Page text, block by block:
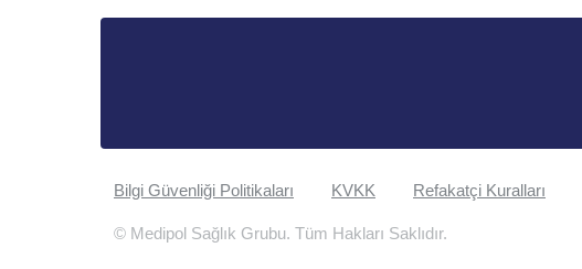
Bilgi Güvenliği Politikaları KVKK Refakatçi Kuralları
© Medipol Sağlık Grubu. Tüm Hakları Saklıdır.